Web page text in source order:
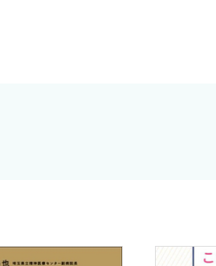
ざまな心理療法が紹介されて
療法など、患者の状態や生活背
す。患者のQOL向上を究極の
防医療や診断支援におけるAI活
トロール能力を獲得し、心身の